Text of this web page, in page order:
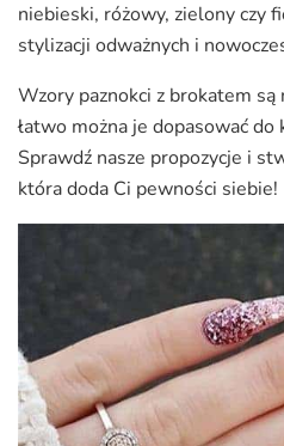
niebieski, różowy, zielony czy
stylizacji odważnych i
Wzory paznokci z brokatem
łatwo można je dopasować do
Sprawdź nasze propozycje i
która doda Ci pewności siebie!